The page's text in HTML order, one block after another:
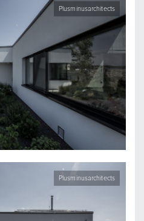
Plusminusarchitects
Plusminusarchitects